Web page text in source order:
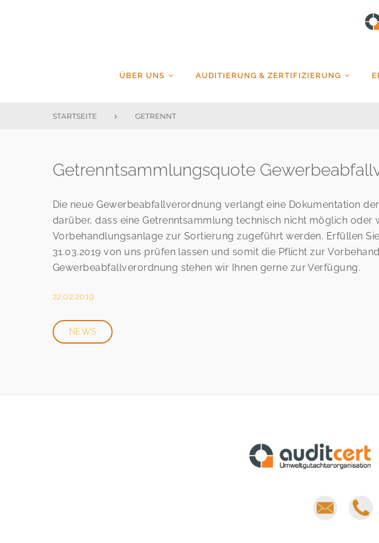
ÜBER UNS AUDITIERUNG & ZERTIFIZIERUNG
STARTSEITE GETRENNT
Schlagwort:
getrennt
Getrenntsammlungsquote
Die neue Gewerbeabfallverordnung verlangt eine Dokumentation
darüber, dass eine Getrenntsammlung technisch nicht möglich
Vorbehandlungsanlage zur Sortierung zugeführt werden. Erfüllen
31.03.2019 von uns prüfen lassen und somit die Pflicht zur
Gewerbeabfallverordnung stehen wir Ihnen gerne zur Verfügung.
22.02.2019
NEWS
E-